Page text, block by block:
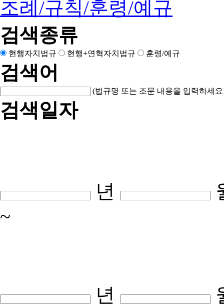
조례/규칙/훈령/예규
검색종류
현행자치법규 현행+연혁자치법규 훈령/예규
검색어
(법규명 또는 조문 내용을 입력하세
검색일자
년
~
년